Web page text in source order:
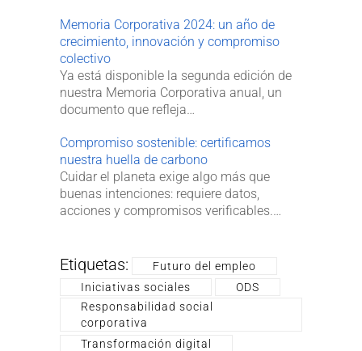
Memoria Corporativa 2024: un año de
crecimiento, innovación y compromiso
colectivo
Ya está disponible la segunda edición de
nuestra Memoria Corporativa anual, un
documento que refleja…
Compromiso sostenible: certificamos
nuestra huella de carbono
Cuidar el planeta exige algo más que
buenas intenciones: requiere datos,
acciones y compromisos verificables.…
Etiquetas:
Futuro del empleo
Iniciativas sociales
ODS
Responsabilidad social
corporativa
Transformación digital